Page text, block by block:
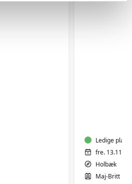
Ledige
fre.
Holbæk
Maj-Britt